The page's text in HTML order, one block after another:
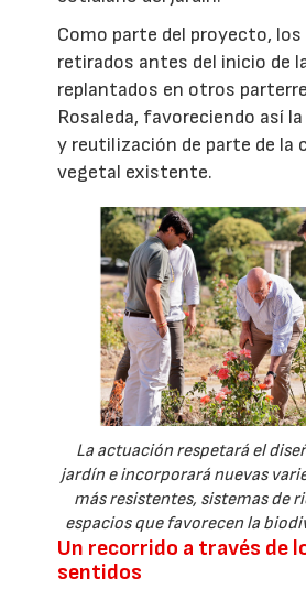
Como parte del proyecto, los
retirados antes del inicio de
replantados en otros
Rosaleda, favoreciendo así
y reutilización de parte de la
vegetal existente.
La actuación respetará el
jardín e incorporará nuevas
más resistentes, sistemas de
espacios que favorecen la
Un recorrido a través de
sentidos